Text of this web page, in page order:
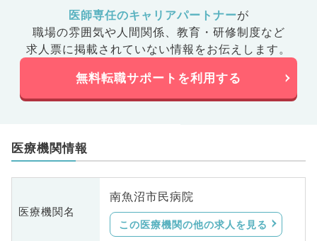
医師専任のキャリアパートナーが
職場の雰囲気や人間関係、 教育・研修制度など
求人票に掲載されていない情報をお伝えします。
無料転職サポートを利用する
医療機関情報
医療機関名
南魚沼市民病院
この医療機関の他の求人を見る